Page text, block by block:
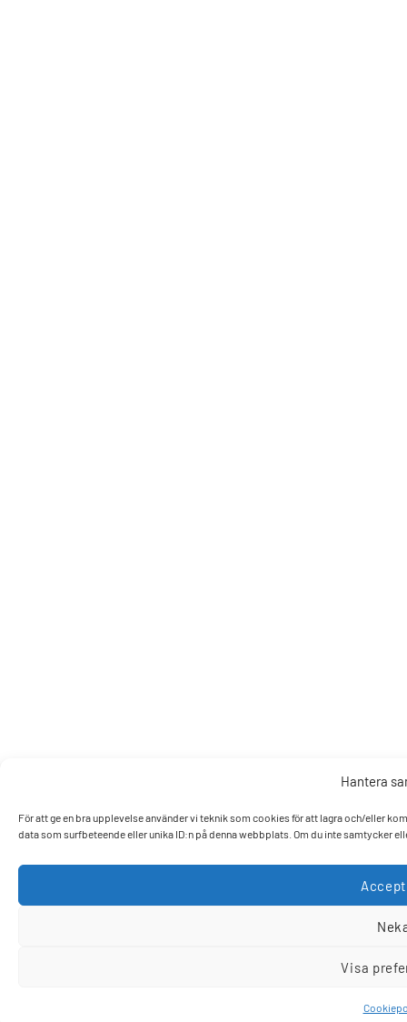
Hantera
För att ge en bra upplevelse använder vi teknik som cookies för att lagra och/eller
data som surfbeteende eller unika ID:n på denna webbplats. Om du inte samtycker
Visa